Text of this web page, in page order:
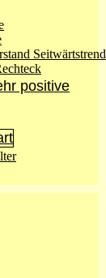
Seitwärtstrend
positive